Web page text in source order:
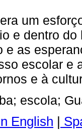
um
e dentro
e as
escolar e
e à
escola;
English